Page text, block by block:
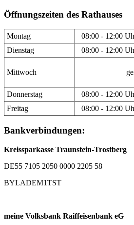
Öffnungszeiten des Rathauses
Montag 08:00 - 12:00
Dienstag
08:00 - 12:00
Mittwoch
Donnerstag 08:00 - 12:00
Freitag
08:00 - 12:00
Bankverbindungen:
Kreissparkasse Traunstein-Trostberg
DE55 7105 2050 0000 2205 58
BYLADEM1TST
meine Volksbank Raiffeisenbank eG